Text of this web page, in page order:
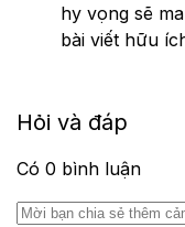
hy vọng sẽ
bài viết hữu
Hỏi và đáp
Có 0 bình luận